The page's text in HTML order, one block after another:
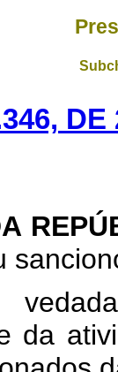
DE
da